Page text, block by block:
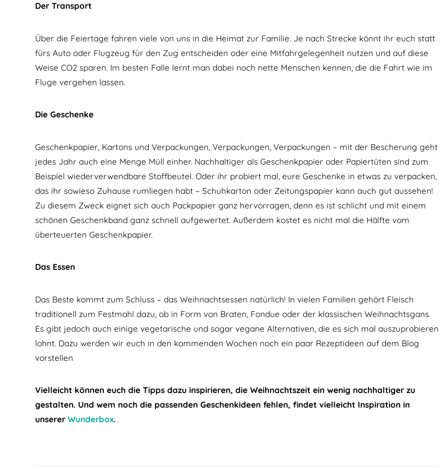
Der Transport
Über die Feiertage fahren viele von uns in die Heimat zur Familie. Je nach Strecke könnt ihr euch statt
fürs Auto oder Flugzeug für den Zug entscheiden oder eine Mitfahrgelegenheit nutzen und auf diese
Weise CO2 sparen. Im besten Falle lernt man dabei noch nette Menschen kennen, die die Fahrt wie im
Fluge vergehen lassen.
Die Geschenke
Geschenkpapier, Kartons und Verpackungen, Verpackungen, Verpackungen – mit der Bescherung geht
jedes Jahr auch eine Menge Müll einher. Nachhaltiger als Geschenkpapier oder Papiertüten sind zum
Beispiel wiederverwendbare Stoffbeutel. Oder ihr probiert mal, eure Geschenke in etwas zu verpacken,
das ihr sowieso Zuhause rumliegen habt – Schuhkarton oder Zeitungspapier kann auch gut aussehen!
Zu diesem Zweck eignet sich auch Packpapier ganz hervorragen, denn es ist schlicht und mit einem
schönen Geschenkband ganz schnell aufgewertet. Außerdem kostet es nicht mal die Hälfte vom
überteuerten Geschenkpapier.
Das Essen
Das Beste kommt zum Schluss – das Weihnachtsessen natürlich! In vielen Familien gehört Fleisch
traditionell zum Festmahl dazu, ob in Form von Braten, Fondue oder der klassischen Weihnachtsgans.
Es gibt jedoch auch einige vegetarische und sogar vegane Alternativen, die es sich mal auszuprobieren
lohnt. Dazu werden wir euch in den kommenden Wochen noch ein paar Rezeptideen auf dem Blog
vorstellen
Vielleicht können euch die Tipps dazu inspirieren, die Weihnachtszeit ein wenig nachhaltiger zu
gestalten. Und wem noch die passenden Geschenkideen fehlen, findet vielleicht Inspiration in
unserer Wunderbox.